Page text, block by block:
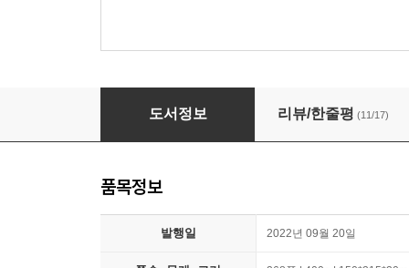
어디로 가세요 펀자이씨?
도서정보 리뷰/한줄평 (11/17)
품목정보
발행일 2022년 09월 20일